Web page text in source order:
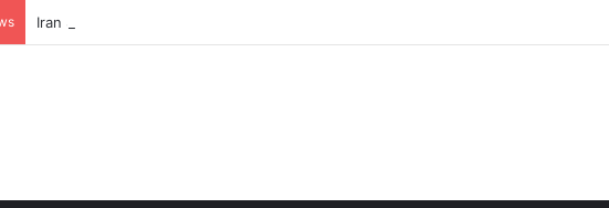
Iran Siap Menghadapi Ancaman Militer Sambil Melanjutkan Negosiasi dengan AS